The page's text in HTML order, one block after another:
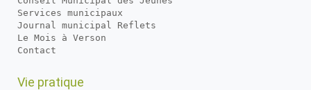
Services municipaux
Journal municipal Reflets
Le Mois à Verson
Contact
Vie pratique